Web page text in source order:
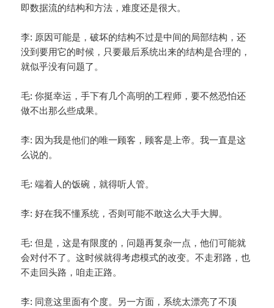
即数据流的结构和方法，难度还是很大。
李: 原因可能是，破坏的结构不过是中间的局部结构，还
没到要用它的时候，只要最后系统出来的结构是合理的，
就似乎没有问题了。
毛: 你挺幸运，手下有几个高明的工程师，要不然恐怕还
做不出那么些成果。
李: 因为我是他们的唯一顾客，顾客是上帝。我一直是这
么说的。
毛: 端着人的饭碗，就得听人管。
李: 好在我不懂系统，否则可能不敢这么大手大脚。
毛: 但是，这是有限度的，问题再复杂一点，他们可能就
会对付不了。这时候就得考虑模式的改变。不走邪路，也
不走回头路，咱走正路。
李: 同意这里面有个度。另一方面，系统太漂亮了不顶